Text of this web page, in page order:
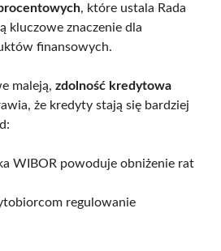
, które ustala Rada
kluczowe znaczenie dla
finansowych.
maleją, zdolność kredytowa
że kredyty stają się bardziej
WIBOR powoduje obniżenie rat
regulowanie